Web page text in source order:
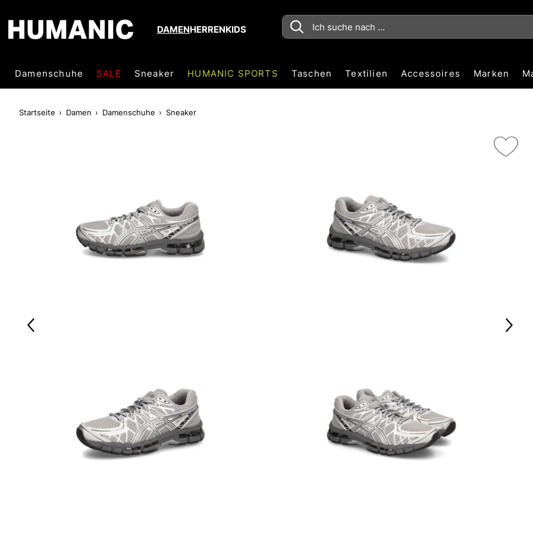
DAMENHERRENKIDS
Damenschuhe SALE Sneaker HUMANIC SPORTS Taschen Textilien Accessoires Marken
Startseite Damen Damenschuhe Sneaker